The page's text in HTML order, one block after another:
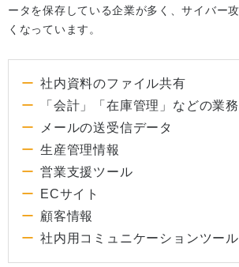
ータを保存している企業が多く、サイバー
くなっています。
社内資料のファイル共有
「会計」「在庫管理」などの業
メールの送受信データ
生産管理情報
営業支援ツール
ECサイト
顧客情報
社内用コミュニケーションツール